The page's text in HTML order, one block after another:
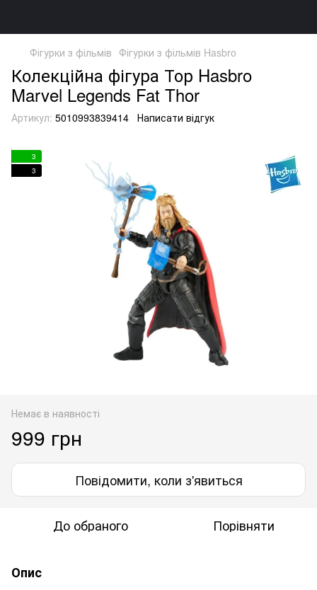
Фігурки з фільмів Фігурки з фільмів Hasbro
Колекційна фігура Тор Hasbro
Marvel Legends Fat Thor
Артикул: 5010993839414 Написати відгук
3
3
Немає в наявності
999 грн
Повідомити, коли з'явиться
До обраного Порівняти
Опис